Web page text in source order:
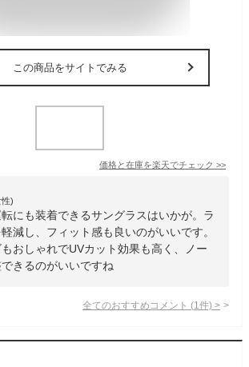
この商品をサイトでみる
価格と在庫を楽天でチェック >>
)
にも装着できるサングラスはいかが。ラ
減し、フィット感も良いのがいいです。
おしゃれでUVカット効果も高く、ノー
きるのがいいですね
全てのおすすめコメント (1 件) >